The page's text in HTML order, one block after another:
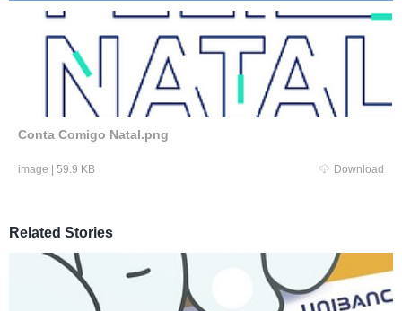
Conta Comigo Natal.png
image | 59.9 KB Download
Related Stories